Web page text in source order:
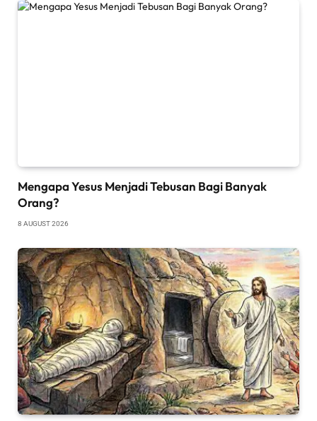
Mengapa Yesus Menjadi Tebusan Bagi Banyak
Orang?
8 AUGUST 2026